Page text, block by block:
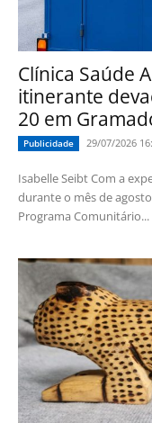
Clínica Saúde
itinerante
20 em
Publicidade 29/07/2026
Isabelle Seibt Com a expectativa de imunizar mais de 10 mil animais
durante o mês de
Programa Comunitário...